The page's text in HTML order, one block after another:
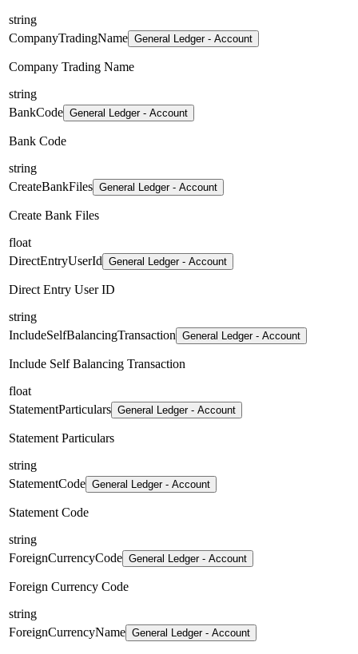
string
CompanyTradingName General Ledger - Account
Company Trading Name
string
BankCode General Ledger - Account
Bank Code
string
CreateBankFiles General Ledger - Account
Create Bank Files
float
DirectEntryUserId General Ledger - Account
Direct Entry User ID
string
IncludeSelfBalancingTransaction General Ledger - Account
Include Self Balancing Transaction
float
StatementParticulars General Ledger - Account
Statement Particulars
string
StatementCode General Ledger - Account
Statement Code
string
ForeignCurrencyCode General Ledger - Account
Foreign Currency Code
string
ForeignCurrencyName General Ledger - Account